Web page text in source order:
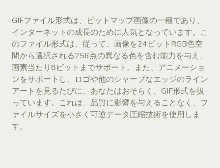
GIFファイル形式は、ビットマップ画像の一種であり、
インターネットの成長のために人気となっています。こ
のファイル形式は、従って、画像を24ビットRGB色空
間から選択される256点の異なる色を含む能力を与え、
画素当たり8ビットまでサポート。また、アニメーショ
ンをサポートし、ロゴや他のシャープなエッジのライン
アートを見るたびに、あなたはおそらく、GIF形式を扱
っています。これは、品質に影響を与えることなく、フ
ァイルサイズを小さく可逆データ圧縮技術を使用しま
す。